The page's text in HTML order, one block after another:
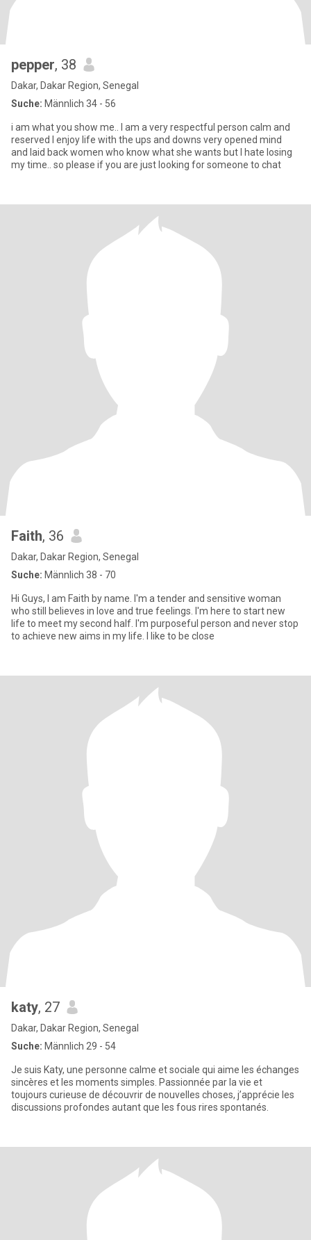
pepper, 38
Dakar, Dakar Region, Senegal
Suche: Männlich 34 - 56
i am what you show me.. I am a very respectful person calm and
reserved I enjoy life with the ups and downs very opened mind
and laid back women who know what she wants but I hate losing
my time.. so please if you are just looking for someone to chat
Faith, 36
Dakar, Dakar Region, Senegal
Suche: Männlich 38 - 70
Hi Guys, I am Faith by name. I'm a tender and sensitive woman
who still believes in love and true feelings. I'm here to start new
life to meet my second half. I'm purposeful person and never stop
to achieve new aims in my life. I like to be close
katy, 27
Dakar, Dakar Region, Senegal
Suche: Männlich 29 - 54
Je suis Katy, une personne calme et sociale qui aime les échanges
sincères et les moments simples. Passionnée par la vie et
toujours curieuse de découvrir de nouvelles choses, j’apprécie les
discussions profondes autant que les fous rires spontanés.